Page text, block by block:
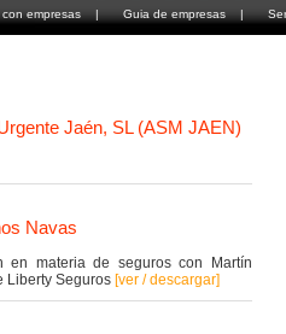
con empresas | Guia de empresas |
Jaén, SL (ASM JAEN)
Navas
en materia de seguros con Martín
Liberty Seguros [ver / descargar]